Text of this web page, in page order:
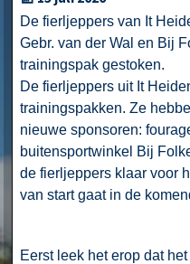
De fierljeppers van It
Gebr. van der Wal en Bij
trainingspak gestoken.
De fierljeppers uit It
trainingspakken. Ze
nieuwe sponsoren:
buitensportwinkel Bij
de fierljeppers klaar voor
van start gaat in de
Eerst leek het erop dat